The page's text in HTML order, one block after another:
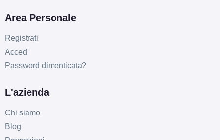
D
Area Personale
Registrati
Accedi
Password dimenticata?
L'azienda
Chi siamo
Blog